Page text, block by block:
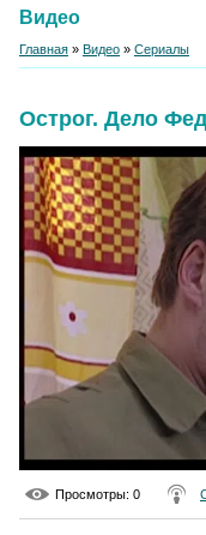
Видео
Главная » Видео » Сериалы
Острог. Дело
Просмотры: 0